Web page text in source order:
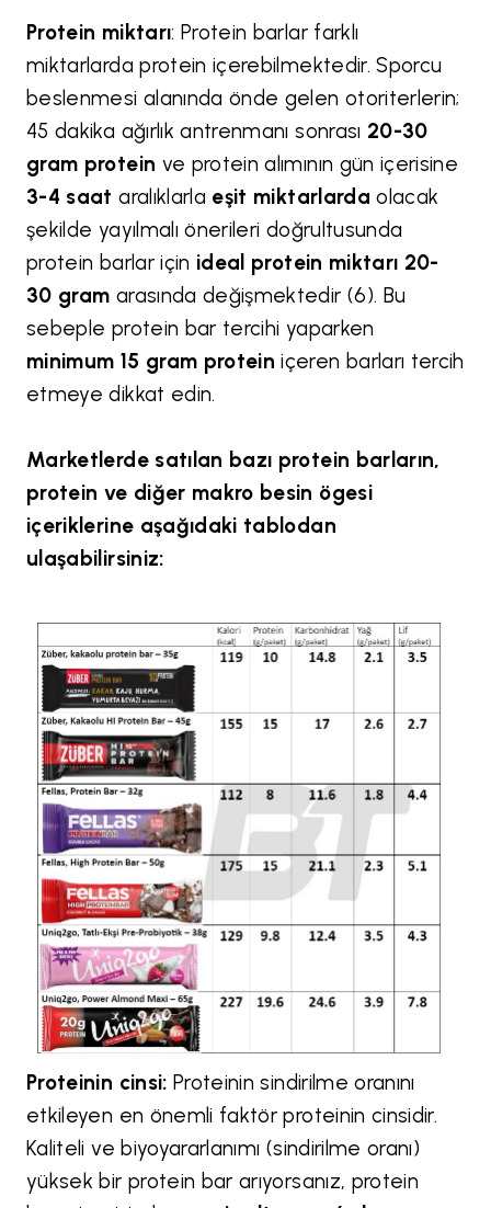
Protein miktarı: Protein barlar farklı
miktarlarda protein içerebilmektedir. Sporcu
beslenmesi alanında önde gelen otoriterlerin;
45 dakika ağırlık antrenmanı sonrası 20-30
gram protein ve protein alımının gün içerisine
3-4 saat aralıklarla eşit miktarlarda olacak
şekilde yayılmalı önerileri doğrultusunda
protein barlar için ideal protein miktarı 20-
30 gram arasında değişmektedir (6). Bu
sebeple protein bar tercihi yaparken
minimum 15 gram proteiniçeren barları tercih
etmeye dikkat edin.
Marketlerde satılan bazı protein barların,
protein ve diğer makro besin ögesi
içeriklerine aşağıdaki tablodan
ulaşabilirsiniz:
Proteinin cinsi: Proteinin sindirilme oranını
etkileyen en önemli faktör proteinin cinsidir.
Kaliteli ve biyoyararlanımı (sindirilme oranı)
yüksek bir protein bar arıyorsanız, protein